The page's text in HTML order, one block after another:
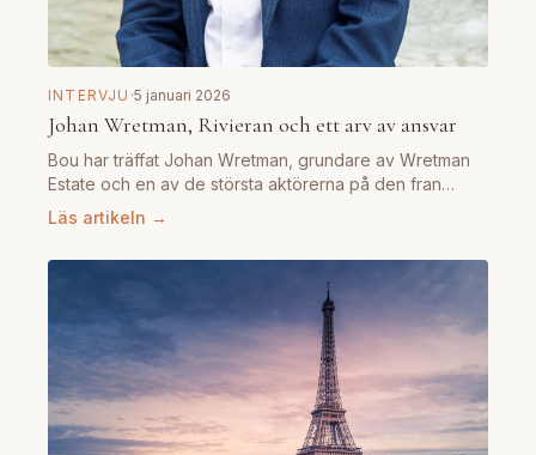
INTERVJU ·5 januari 2026
Johan Wretman, Rivieran och ett arv av ansvar
Bou har träffat Johan Wretman, grundare av Wretman
Estate och en av de största aktörerna på den fran…
Läs artikeln →